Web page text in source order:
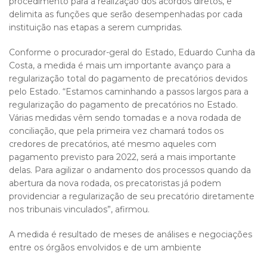
delimita as funções que serão desempenhadas por cada
instituição nas etapas a serem cumpridas.
Conforme o procurador-geral do Estado, Eduardo Cunha da
Costa, a medida é mais um importante avanço para a
regularização total do pagamento de precatórios devidos
pelo Estado. “Estamos caminhando a passos largos para a
regularização do pagamento de precatórios no Estado.
Várias medidas vêm sendo tomadas e a nova rodada de
conciliação, que pela primeira vez chamará todos os
credores de precatórios, até mesmo aqueles com
pagamento previsto para 2022, será a mais importante
delas. Para agilizar o andamento dos processos quando da
abertura da nova rodada, os precatoristas já podem
providenciar a regularização de seu precatório diretamente
nos tribunais vinculados”, afirmou.
A medida é resultado de meses de análises e negociações
entre os órgãos envolvidos e de um ambiente